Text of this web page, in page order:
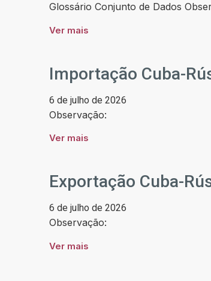
Glossário Conjunto de Dados
Ver mais
Importação Cuba-
6 de julho de 2026
Observação:
Ver mais
Exportação Cuba-
6 de julho de 2026
Observação:
Ver mais